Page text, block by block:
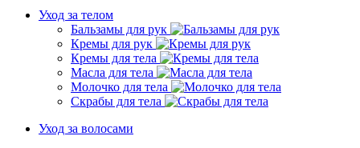
Уход за телом
Бальзамы для рук
Кремы для рук
Кремы для тела
Масла для тела
Молочко для тела
Скрабы для тела
Уход за волосами